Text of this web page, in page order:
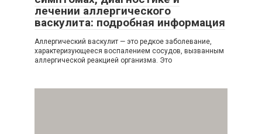
лечении аллергического
васкулита: подробная информация
Аллергический васкулит — это редкое заболевание,
характеризующееся воспалением сосудов, вызванным
аллергической реакцией организма. Это